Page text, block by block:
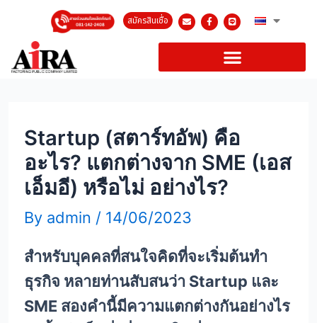
สมัครสินเชื่อ
Startup (สตาร์ทอัพ) คือ
อะไร? แตกต่างจาก SME (เอส
เอ็มอี) หรือไม่ อย่างไร?
By admin / 14/06/2023
สำหรับบุคคลที่สนใจคิดที่จะเริ่มต้นทำ
ธุรกิจ หลายท่านสับสนว่า Startup และ
SME สองคำนี้มีความแตกต่างกันอย่างไร